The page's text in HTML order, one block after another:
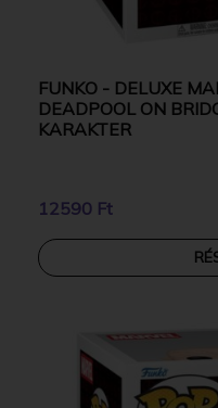
FUNKO - DELUXE
DEADPOOL ON
KARAKTER
12590 Ft